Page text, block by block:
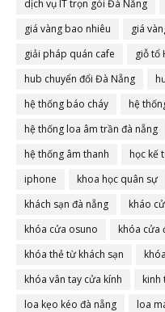
dịch vụ IT trọn gói Đà Nẵng
giá vàng bao nhiêu
giá
giải pháp quán cafe
giỗ tổ
hub chuyển đổi Đà Nẵng
hệ thống báo cháy
hệ
hệ thống loa âm trần đà nẵng
hệ thống âm thanh
học kế
iphone
khoa học quân sự
khách sạn đà nẵng
kháo
khóa cửa osuno
khóa cửa
khóa thẻ từ khách sạn
khóa vân tay cửa kính
kinh
loa kẹo kéo đà nẵng
loa